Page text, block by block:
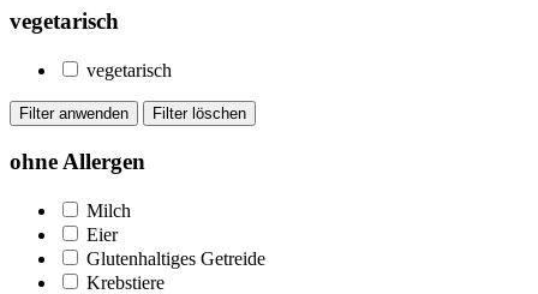
vegetarisch
vegetarisch
ohne Allergen
Milch
Eier
Glutenhaltiges Getreide
Krebstiere